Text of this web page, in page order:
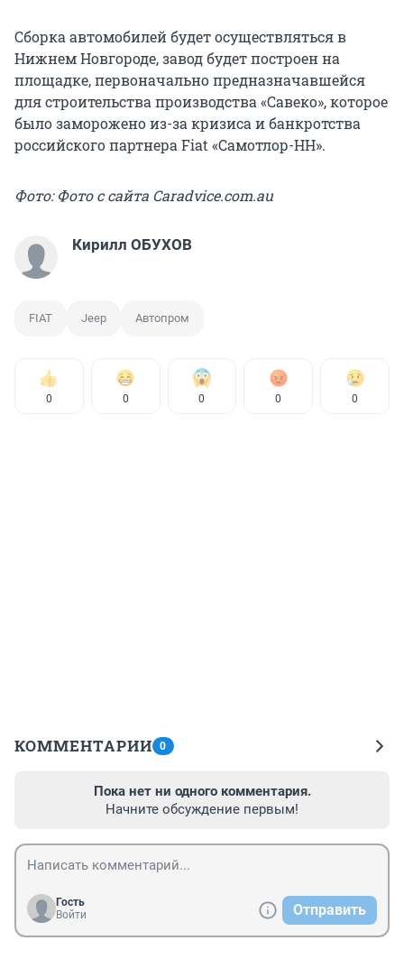
Сборка автомобилей будет осуществляться в
Нижнем Новгороде, завод будет построен на
площадке, первоначально предназначавшейся
для строительства производства «Савеко», которое
было заморожено из-за кризиса и банкротства
российского партнера Fiat «Самотлор-НН».
Фото: Фото с сайта Сaradvice.com.au
Кирилл ОБУХОВ
FIAT Jeep Автопром
0 0 0 0 0
КОММЕНТАРИИ 0
Пока нет ни одного комментария.
Начните обсуждение первым!
Гость
Войти
Отправить